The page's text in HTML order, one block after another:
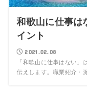
和歌山に仕事は
イント
2021.02.08
「和歌山に仕事はない」
伝えします。職業紹介・